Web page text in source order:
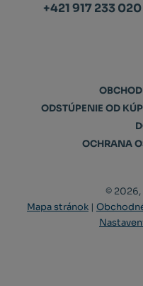
+421 917 233 020
ODSTÚPENIE OD
OCHRANA
© 2026,
Mapa stránok |